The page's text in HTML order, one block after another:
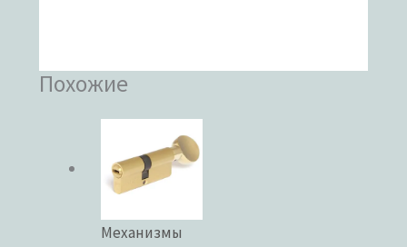
Похожие
Механизмы